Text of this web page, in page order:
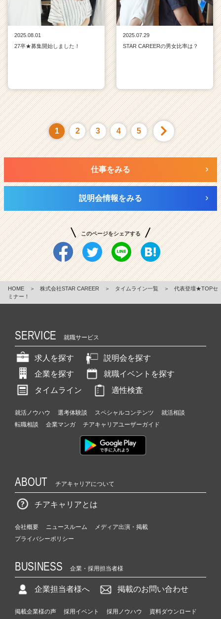
2025.08.01
27卒★募集開始しました！
2025.07.29
STAR CAREERの男女比率は？
1 2 3 4 5
仕事をみる
説明会情報をみる
このページをシェアする
HOME ＞ 株式会社STAR CAREER ＞ タイムライン一覧 ＞
代表登壇★TOPセ
ミナー！
SERVICE 就職サービス
求人を探す
説明会を探す
企業を探す
就職イベントを探す
タイムライン
適性検査
就活ノウハウ 選考体験談 スペシャルコンテンツ
就活相談
転職相談
企業マンガ チアキャリアユーザーガイド
ABOUT チアキャリアについて
チアキャリアとは
会社概要 ニュースルーム
メディア出演・掲載
プライバシーポリシー
BUSINESS 企業・採用担当者様
企業担当者様へ 掲載のお問い合わせ
掲載企業様の声 採用イベント 採用ノウハウ 資料ダウンロード